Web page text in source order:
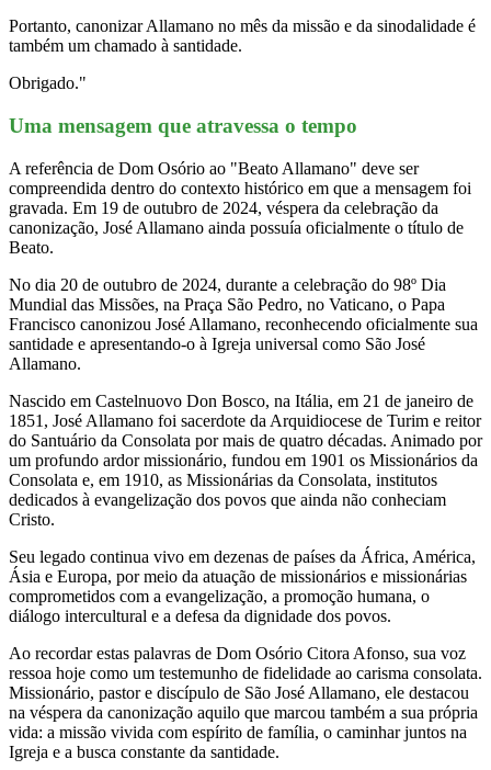
Portanto, canonizar Allamano no mês da missão e da sinodalidade é
também um chamado à santidade.
Obrigado."
Uma mensagem que atravessa o tempo
A referência de Dom Osório ao "Beato Allamano" deve ser
compreendida dentro do contexto histórico em que a mensagem foi
gravada. Em 19 de outubro de 2024, véspera da celebração da
canonização, José Allamano ainda possuía oficialmente o título de
Beato.
No dia 20 de outubro de 2024, durante a celebração do 98º Dia
Mundial das Missões, na Praça São Pedro, no Vaticano, o Papa
Francisco canonizou José Allamano, reconhecendo oficialmente sua
santidade e apresentando-o à Igreja universal como São José
Allamano.
Nascido em Castelnuovo Don Bosco, na Itália, em 21 de janeiro de
1851, José Allamano foi sacerdote da Arquidiocese de Turim e reitor
do Santuário da Consolata por mais de quatro décadas. Animado por
um profundo ardor missionário, fundou em 1901 os Missionários da
Consolata e, em 1910, as Missionárias da Consolata, institutos
dedicados à evangelização dos povos que ainda não conheciam
Cristo.
Seu legado continua vivo em dezenas de países da África, América,
Ásia e Europa, por meio da atuação de missionários e missionárias
comprometidos com a evangelização, a promoção humana, o
diálogo intercultural e a defesa da dignidade dos povos.
Ao recordar estas palavras de Dom Osório Citora Afonso, sua voz
ressoa hoje como um testemunho de fidelidade ao carisma consolata.
Missionário, pastor e discípulo de São José Allamano, ele destacou
na véspera da canonização aquilo que marcou também a sua própria
vida: a missão vivida com espírito de família, o caminhar juntos na
Igreja e a busca constante da santidade.